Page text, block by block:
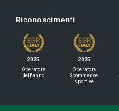
Riconoscimenti
2025
Operatore
dell'anno
2025
Operatore
Scommesse
sportive